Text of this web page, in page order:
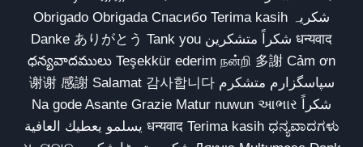
Obrigado Obrigada Спасибо Terima kasih شکریہ
Danke ありがとう Tank you شكراً متشكرين धन्यवाद
ధన్యవాదములు Teşekkür ederim நன்றி 多謝 Cảm ơn
谢谢 感謝 Salamat 감사합니다 سپاسگزارم متشکرم
Na gode Asante Grazie Matur nuwun આભાર شكراً
يسلمو يعطيك العافية धन्यवाद Terima kasih ಧನ್ಯವಾದಗಳು